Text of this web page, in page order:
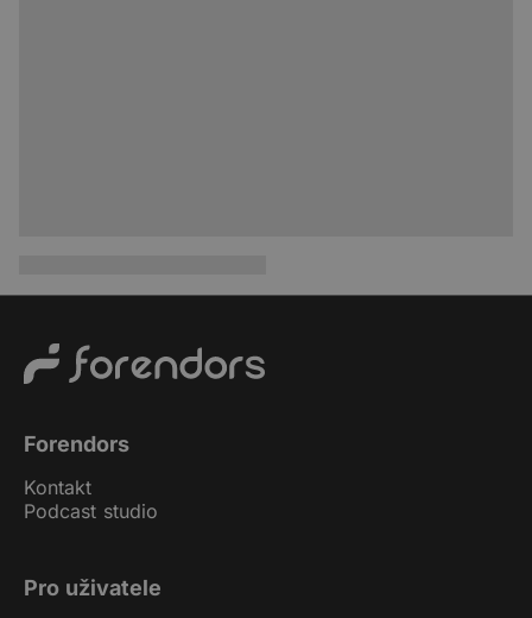
Forendors
Kontakt
Podcast studio
Pro uživatele